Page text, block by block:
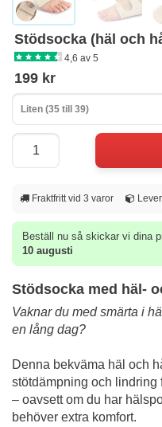
Stödsocka (häl och
4,6 av 5
199 kr
Liten (35 till 39)
Fraktfritt vid 3 varor
Beställ nu så skickar vi dina
10 augusti
Stödsocka med häl-
Vaknar du med smärta i
en lång dag?
Denna bekväma häl och
stötdämpning och lindring
– oavsett om du har
behöver extra komfort.